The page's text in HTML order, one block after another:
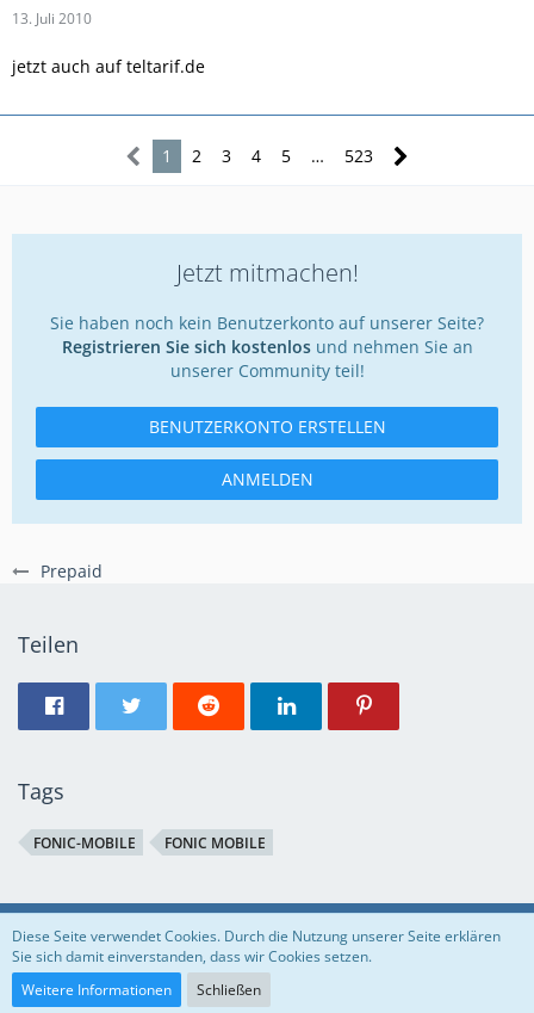
Prepaid
13. Juli 2010
jetzt auch auf teltarif.de
1 2 3 4 5 … 523
Jetzt mitmachen!
Sie haben noch kein Benutzerkonto auf unserer Seite?
Registrieren Sie sich kostenlosund nehmen Sie an
unserer Community teil!
BENUTZERKONTO ERSTELLEN
ANMELDEN
Teilen
Tags
FONIC-MOBILE FONIC MOBILE
Regeln Datenschutzerklärung Impressum
Community-Software:
Diese Seite verwendet Cookies. Durch die Nutzung unserer Seite erklären
Sie sich damit einverstanden, dass wir Cookies setzen.
Weitere Informationen
Schließen